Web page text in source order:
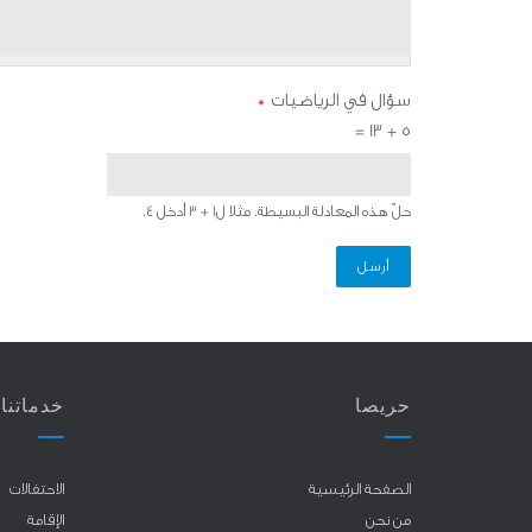
سؤال في الرياضيات *
5 + 13 =
حلّ هذه المعادلة البسيطة. مثلا ل1 + 3 أدخل 4.
حريصا
الصفحة الرئيسية
من نحن
خدماتنا
الاحتفالات
الإقامة